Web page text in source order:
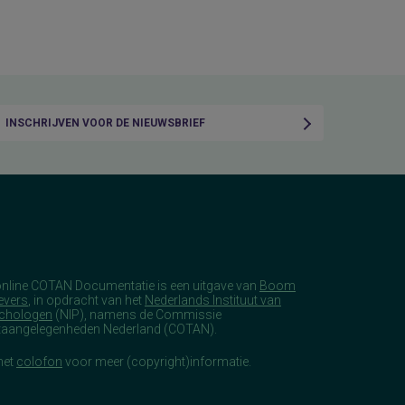
INSCHRIJVEN VOOR DE NIEUWSBRIEF
COTAN Documentatie is een uitgave van Boom
, in opdracht van het Nederlands Instituut van
(NIP), namens de Commissie
Nederland (COTAN).
colofon voor meer (copyright)informatie.